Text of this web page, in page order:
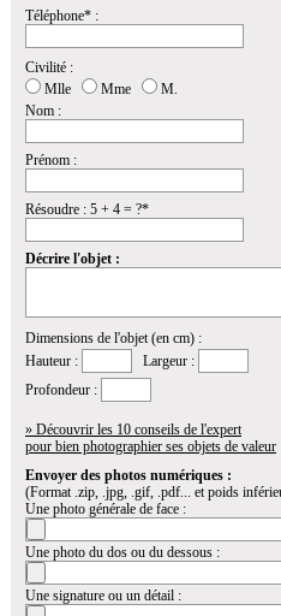
Téléphone* :
Civilité :
Mlle
Mme
M.
Nom :
Prénom :
Résoudre : 5 + 4 = ?*
Décrire l'objet :
Dimensions de l'objet (en cm) :
Hauteur :
Largeur :
Profondeur :
» Découvrir les 10 conseils de l'expert
pour bien photographier ses objets de valeur
Envoyer des photos numériques :
(Format .zip, .jpg, .gif, .pdf... et poids
Une photo générale de face :
Une photo du dos ou du dessous :
Une signature ou un détail :